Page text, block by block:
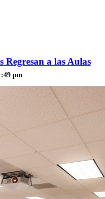
Regresan a las Aulas
pm